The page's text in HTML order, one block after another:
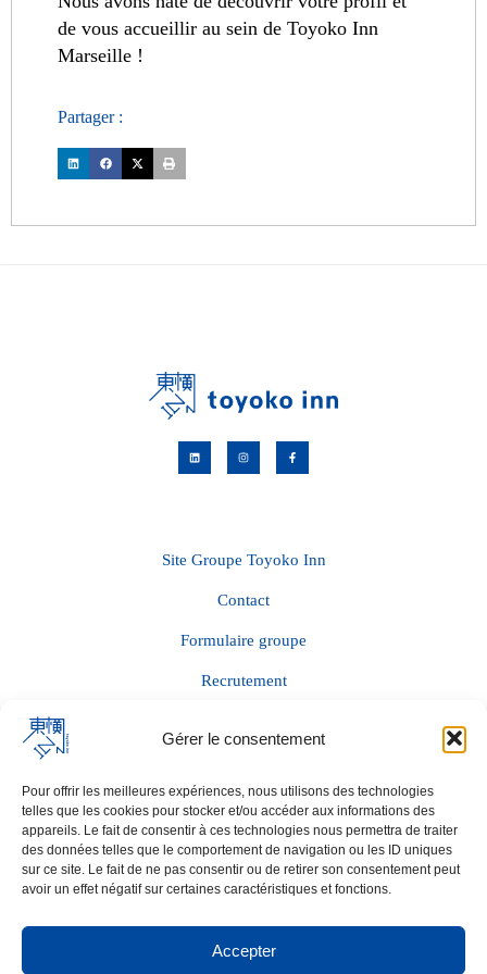
Gérer le consentement
Pour offrir les meilleures expériences, nous utilisons des technologies
telles que les cookies pour stocker et/ou accéder aux informations des
appareils. Le fait de consentir à ces technologies nous permettra de traiter
des données telles que le comportement de navigation ou les ID uniques
sur ce site. Le fait de ne pas consentir ou de retirer son consentement peut
avoir un effet négatif sur certaines caractéristiques et fonctions.
Accepter
de vous accueillir au sein de Toyoko Inn
Marseille !
Partager :
Site Groupe Toyoko Inn
Contact
Formulaire groupe
Recrutement
Mentions légales
CGV
Notice AI